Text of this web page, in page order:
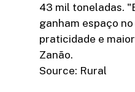
43 mil toneladas.
ganham espaço
praticidade e
Zanão.
Source: Rural